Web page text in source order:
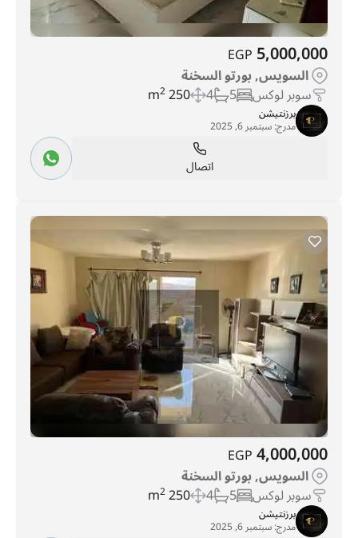
5,000,000
EGP
السويس, بورتو السخنة
سوبر لوكس 5
4
250 m
2
برزنتيشن
مدرج:سبتمبر 6, 2025
اتصال
4,000,000
EGP
السويس, بورتو السخنة
سوبر لوكس 5
4
250 m
2
برزنتيشن
مدرج:سبتمبر 6, 2025